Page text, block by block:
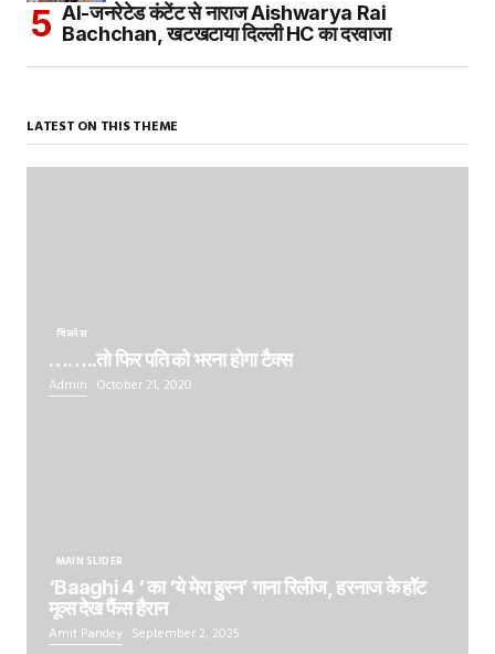
AI-जनरेटेड कंटेंट से नाराज Aishwarya Rai
Bachchan, खटखटाया दिल्ली HC का दरवाजा
LATEST ON THIS THEME
बिज़नेस
……..तो फिर पति को भरना होगा टैक्स
Admin October 21, 2020
MAIN SLIDER
‘Baaghi 4 ‘ का ‘ये मेरा हुस्न’ गाना रिलीज, हरनाज के हॉट
मूव्स देख फैंस हैरान
Amit Pandey September 2, 2025